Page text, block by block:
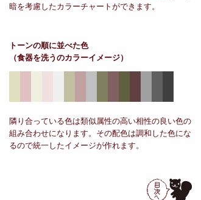
暗を考慮したカラーチャートができます。
トーンの順に並べた色
（食器を洗うのカラーイメージ）
隣り合っている色は類似属性の高い相性の良い色の
組み合わせになります。その配色は調和した色にな
るので統一したイメージが作れます。